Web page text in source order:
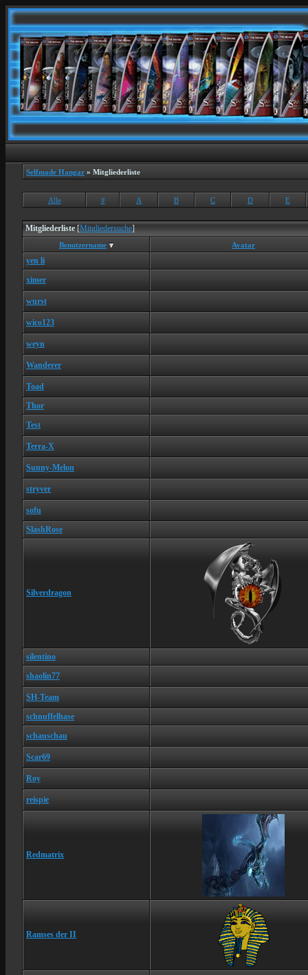
Selfmade Hangar » Mitgliederliste
Alle # A B C D E
Mitgliederliste [Mitgliedersuche]
Benutzername Avatar
yen li
ximer
wurst
wico123
weyn
Wanderer
Toad
Thor
Test
Terra-X
Sunny-Melon
stryver
sofu
SlashRose
Silverdragon
silentino
shaolin77
SH-Team
schnuffelhase
schauschau
Scar69
Roy
reispie
Redmatrix
Ramses der II